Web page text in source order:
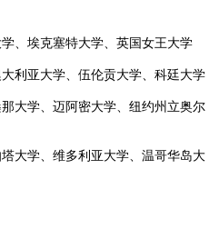
、埃克塞特大学、英国女王大学
利亚大学、伍伦贡大学、科廷大学
大学、迈阿密大学、纽约州立奥尔
大学、维多利亚大学、温哥华岛大